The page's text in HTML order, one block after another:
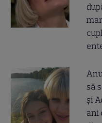
să
și
ani